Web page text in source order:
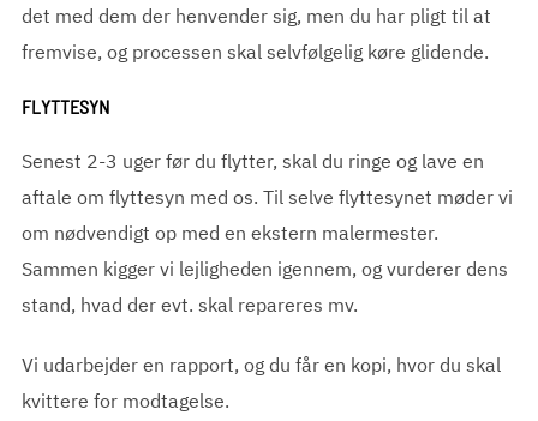
det med dem der henvender sig, men du har pligt til at
fremvise, og processen skal selvfølgelig køre glidende.
FLYTTESYN
Senest 2-3 uger før du flytter, skal du ringe og lave en
aftale om flyttesyn med os. Til selve flyttesynet møder vi
om nødvendigt op med en ekstern malermester.
Sammen kigger vi lejligheden igennem, og vurderer dens
stand, hvad der evt. skal repareres mv.
Vi udarbejder en rapport, og du får en kopi, hvor du skal
kvittere for modtagelse.